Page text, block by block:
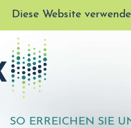
Diese Website
SO ERREICHEN SIE